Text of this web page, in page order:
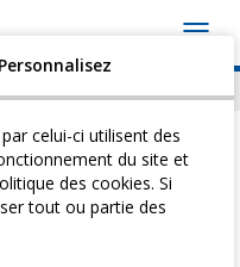
>HaltèRes > Halteres 1 Kg -
Personnalisez
celui-ci utilisent des
du site et
des cookies. Si
tout ou partie des